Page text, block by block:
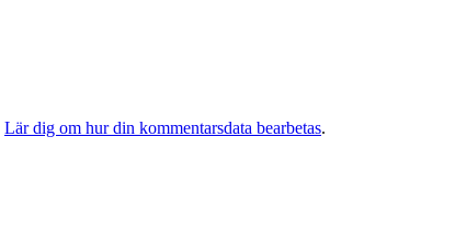
Lär dig om hur din kommentarsdata bearbetas.